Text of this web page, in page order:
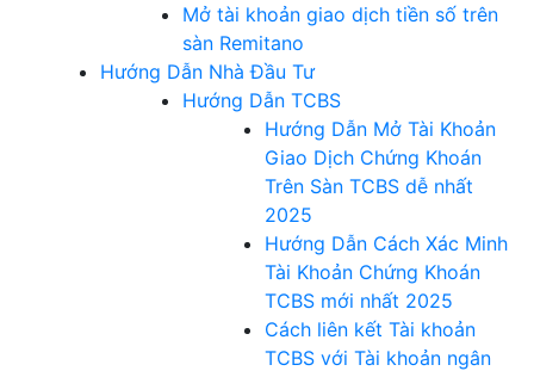
Mở tài khoản giao dịch tiền số trên
sàn Remitano
Hướng Dẫn Nhà Đầu Tư
Hướng Dẫn TCBS
Hướng Dẫn Mở Tài Khoản
Giao Dịch Chứng Khoán
Trên Sàn TCBS dễ nhất
2025
Hướng Dẫn Cách Xác Minh
Tài Khoản Chứng Khoán
TCBS mới nhất 2025
Cách liên kết Tài khoản
TCBS với Tài khoản ngân